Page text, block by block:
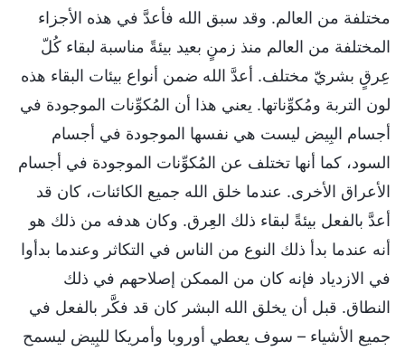
مختلفة من العالم. وقد سبق الله فأعدَّ في هذه الأجزاء
المختلفة من العالم منذ زمنٍ بعيد بيئةً مناسبة لبقاء كُلّ
عِرقٍ بشريّ مختلف. أعدَّ الله ضمن أنواع بيئات البقاء هذه
لون التربة ومُكوِّناتها. يعني هذا أن المُكوِّنات الموجودة في
أجسام البِيض ليست هي نفسها الموجودة في أجسام
السود، كما أنها تختلف عن المُكوِّنات الموجودة في أجسام
الأعراق الأخرى. عندما خلق الله جميع الكائنات، كان قد
أعدَّ بالفعل بيئةً لبقاء ذلك العِرق. وكان هدفه من ذلك هو
أنه عندما بدأ ذلك النوع من الناس في التكاثر وعندما بدأوا
في الازدياد فإنه كان من الممكن إصلاحهم في ذلك
النطاق. قبل أن يخلق الله البشر كان قد فكَّر بالفعل في
جميع الأشياء – سوف يعطي أوروبا وأمريكا للبِيض ليسمح